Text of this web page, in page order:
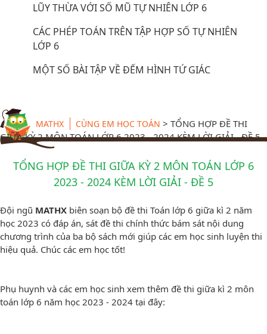
LŨY THỪA VỚI SỐ MŨ TỰ NHIÊN LỚP 6
CÁC PHÉP TOÁN TRÊN TẬP HỢP SỐ TỰ NHIÊN
LỚP 6
MỘT SỐ BÀI TẬP VỀ ĐẾM HÌNH TỨ GIÁC
MATHX CÙNG EM HỌC TOÁN > TỔNG HỢP ĐỀ THI
GIỮA KỲ 2 MÔN TOÁN LỚP 6 2023 - 2024 KÈM LỜI GIẢI - ĐỀ 5
TỔNG HỢP ĐỀ THI GIỮA KỲ 2 MÔN TOÁN LỚP 6
2023 - 2024 KÈM LỜI GIẢI - ĐỀ 5
Đội ngũ MATHX biên soạn bộ đề thi Toán lớp 6 giữa kì 2 năm
học 2023 có đáp án, sát đề thi chính thức bám sát nội dung
chương trình của ba bộ sách mới giúp các em học sinh luyện thi
hiệu quả. Chúc các em học tốt!
Phụ huynh và các em học sinh xem thêm đề thi giữa kì 2 môn
toán lớp 6 năm học 2023 - 2024 tại đây: